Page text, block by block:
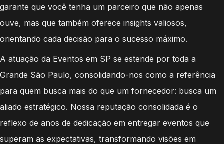
garante que você tenha um parceiro que não apenas
ouve, mas que também oferece insights valiosos,
orientando cada decisão para o sucesso máximo.
A atuação da Eventos em SP se estende por toda a
Grande São Paulo, consolidando-nos como a referência
para quem busca mais do que um fornecedor: busca um
aliado estratégico. Nossa reputação consolidada é o
reflexo de anos de dedicação em entregar eventos que
superam as expectativas, transformando visões em